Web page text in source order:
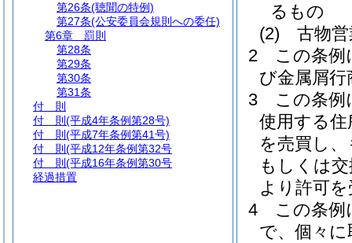
るもの
(2)
古物
2
この条例
び金属屑
3
この条例
使用する
を売買し
もしくは
より許可
4
この条例
で、個々
第26条(聴聞の特例)
第27条(公安委員会規則への委任)
第6章
罰則
第28条
第29条
第30条
第31条
付 則
付 則 (平成4年条例第28号)
付 則 (平成7年条例第41号)
付 則 (平成12年条例第32号
付 則 (平成16年条例第30号
経過措置